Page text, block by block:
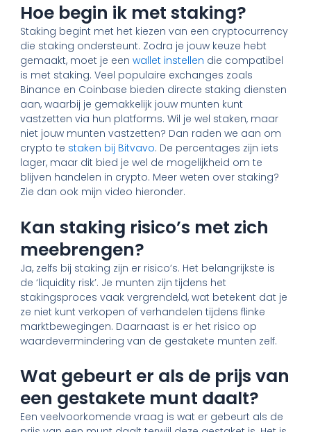
Hoe begin ik met staking?
Staking begint met het kiezen van een cryptocurrency
die staking ondersteunt. Zodra je jouw keuze hebt
gemaakt, moet je eenwallet instellen die compatibel
is met staking. Veel populaire exchanges zoals
Binance en Coinbase bieden directe staking diensten
aan, waarbij je gemakkelijk jouw munten kunt
vastzetten via hun platforms. Wil je wel staken, maar
niet jouw munten vastzetten? Dan raden we aan om
crypto te staken bij Bitvavo. De percentages zijn iets
lager, maar dit bied je wel de mogelijkheid om te
blijven handelen in crypto. Meer weten over staking?
Zie dan ook mijn video hieronder.
Kan staking risico’s met zich
meebrengen?
Ja, zelfs bij staking zijn er risico’s. Het belangrijkste is
de ‘liquidity risk’. Je munten zijn tijdens het
stakingsproces vaak vergrendeld, wat betekent dat je
ze niet kunt verkopen of verhandelen tijdens flinke
marktbewegingen. Daarnaast is er het risico op
waardevermindering van de gestakete munten zelf.
Wat gebeurt er als de prijs van
een gestakete munt daalt?
Een veelvoorkomende vraag is wat er gebeurt als de